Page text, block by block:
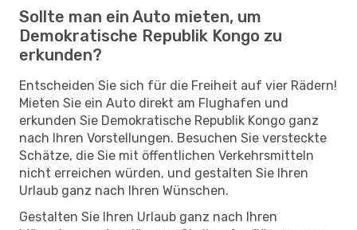
Sollte man ein Auto mieten, um
Demokratische Republik Kongo zu
erkunden?
Entscheiden Sie sich für die Freiheit auf vier Rädern!
Mieten Sie ein Auto direkt am Flughafen und
erkunden Sie Demokratische Republik Kongo ganz
nach Ihren Vorstellungen. Besuchen Sie versteckte
Schätze, die Sie mit öffentlichen Verkehrsmitteln
nicht erreichen würden, und gestalten Sie Ihren
Urlaub ganz nach Ihren Wünschen.
Gestalten Sie Ihren Urlaub ganz nach Ihren